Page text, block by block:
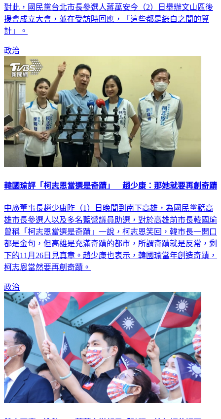
第三名恐遭棄保，綠營支持者會轉投給無黨籍參選人黃珊珊。
對此，國民黨台北市長參選人蔣萬安今（2）日舉辦文山區後
援會成立大會，並在受訪時回應，「這些都是綠白之間的算
政治
中廣董事長趙少康昨（1）日晚間到南下高雄，為國民黨籍高
雄市長參選人以及多名藍營議員助選，對於高雄前市長韓國瑜
曾稱「柯志恩當選是奇蹟」一說，柯志恩笑回，韓市長一開口
都是金句，但高雄是充滿奇蹟的都市，所謂奇蹟就是反常，剩
下的11月26日見真章。趙少康也表示，韓國瑜當年創造奇蹟，
政治